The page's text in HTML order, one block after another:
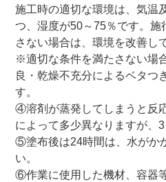
施工時の適切な環境は、気温
つ、湿度が50～75％です。施
さない場合は、環境を改善し
※適切な条件を満たさない場
良・乾燥不充分によるベタつ
す。
④溶剤が蒸発してしまうと反
によって多少異なりますが、
⑤塗布後は24時間は、水がか
い。
⑥作業に使用した機材、容器